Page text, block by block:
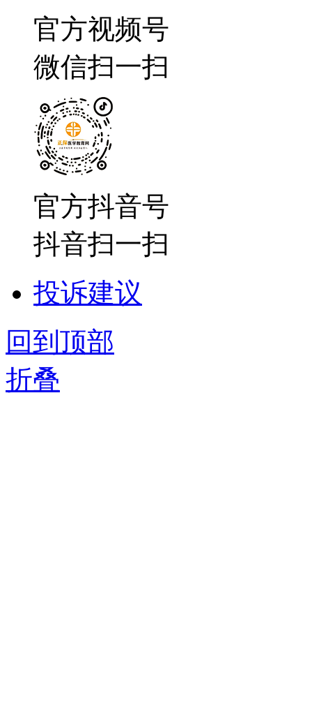
官方视频号
微信扫一扫
官方抖音号
抖音扫一扫
投诉建议
回到顶部
折叠